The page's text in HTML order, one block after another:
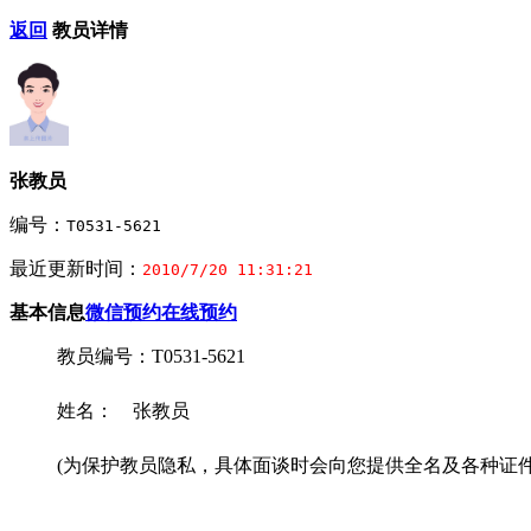
返回 教员详情
张教员
编号： T0531-5621
最近更新时间： 2010/7/20 11:31:21
基本信息微信预约在线预约
教员编号：T0531-5621
姓名： 张教员
(为保护教员隐私，具体面谈时会向您提供全名及各种证